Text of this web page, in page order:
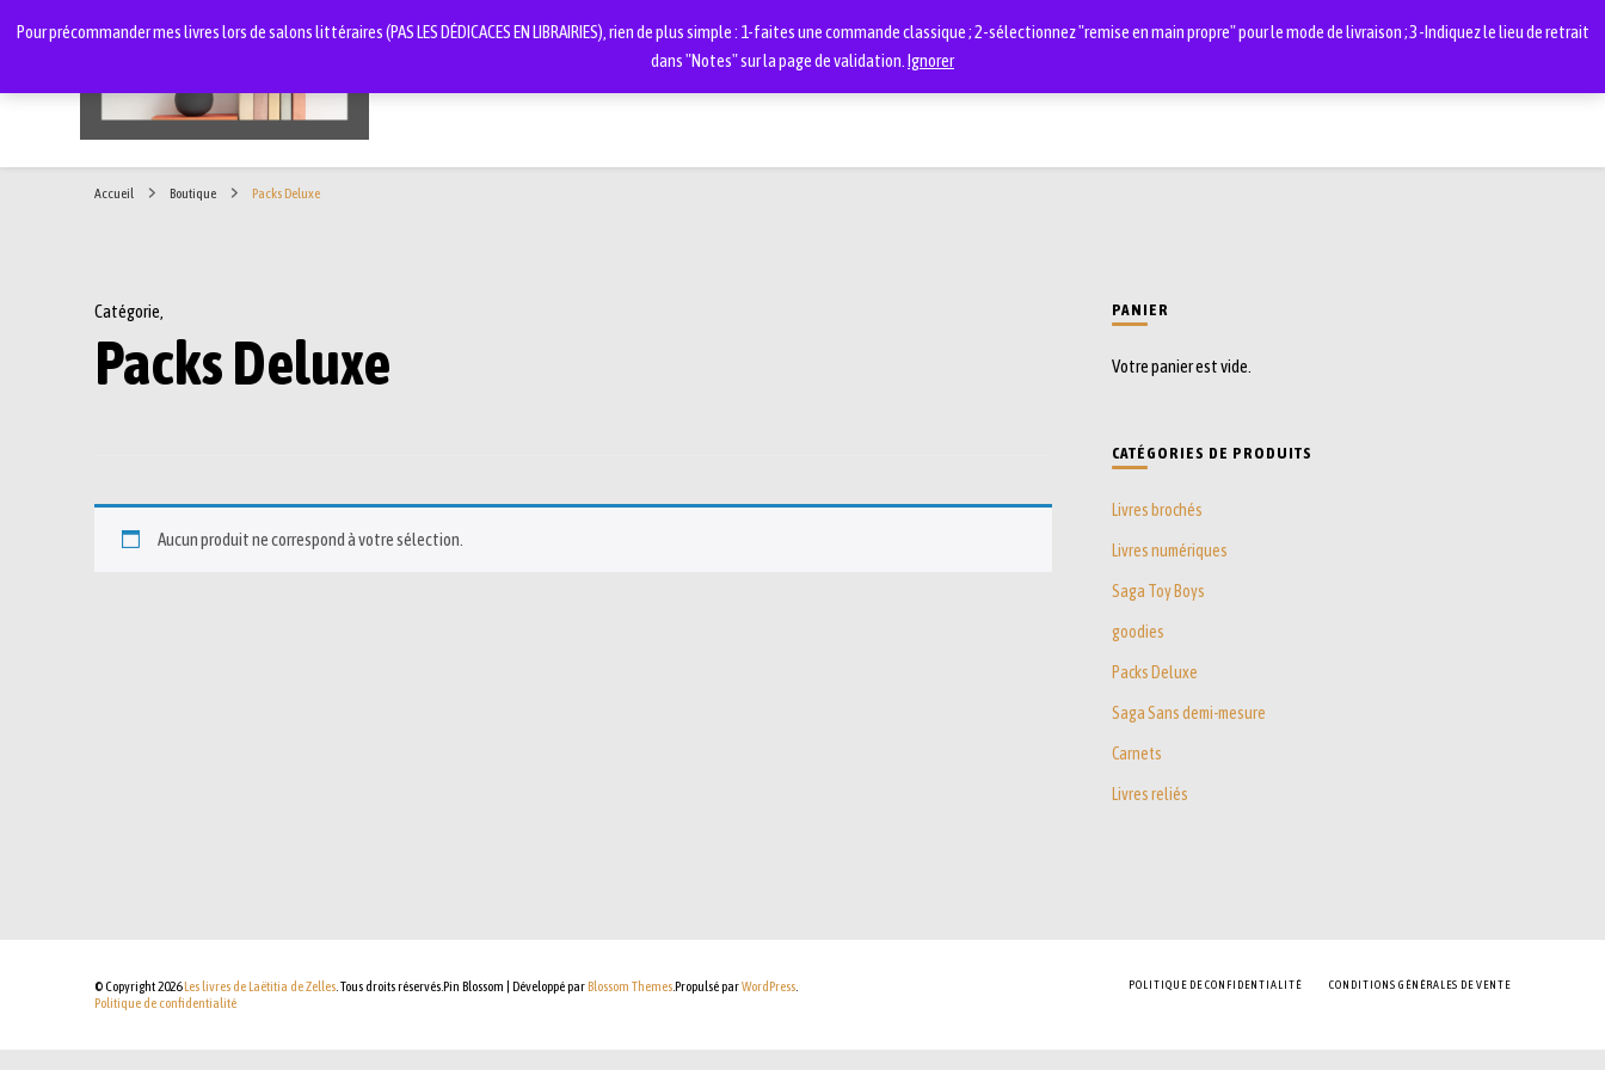
Pour précommander mes livres lors de salons littéraires (PAS LES DÉDICACES EN LIBRAIRIES), rien de plus simple : 1-faites une commande classique ; 2-sélectionnez "remise en main propre" pour le mode de livraison ; 3-Indiquez le lieu de retrait
dans "Notes" sur la page de validation. Ignorer
Les livres de Laëtitia de Zelles
Accueil Boutique Packs Deluxe
Catégorie
Packs Deluxe
Aucun produit ne correspond à votre sélection.
PANIER
Votre panier est vide.
CATÉGORIES DE PRODUITS
Livres brochés
Livres numériques
Saga Toy Boys
goodies
Packs Deluxe
Saga Sans demi-mesure
Carnets
Livres reliés
© Copyright 2026Les livres de Laëtitia de Zelles . Tous droits réservés.Pin Blossom | Développé par Blossom Themes.Propulsé parWordPress
Politique de confidentialité
POLITIQUE DE CONFIDENTIALITÉ CONDITIONS GÉNÉRALES DE VENTE